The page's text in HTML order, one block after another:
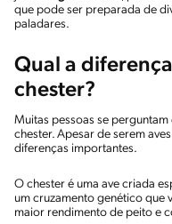
que pode ser preparada de
paladares.
Qual a
chester?
Muitas pessoas se
chester. Apesar de serem
diferenças importantes.
O chester é uma ave criada
um cruzamento genético que
maior rendimento de peito e